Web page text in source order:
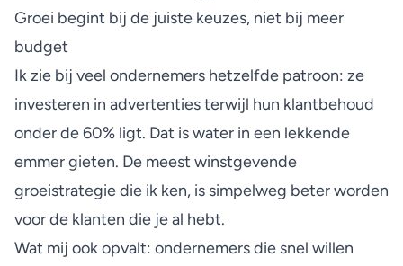
Groei begint bij de juiste keuzes, niet bij meer
budget
Ik zie bij veel ondernemers hetzelfde patroon: ze
investeren in advertenties terwijl hun klantbehoud
onder de 60% ligt. Dat is water in een lekkende
emmer gieten. De meest winstgevende
groeistrategie die ik ken, is simpelweg beter worden
voor de klanten die je al hebt.
Wat mij ook opvalt: ondernemers die snel willen